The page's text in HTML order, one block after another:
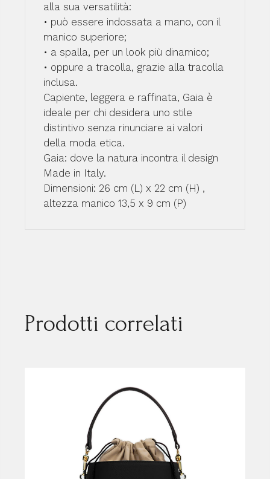
alla sua versatilità:
• può essere indossata a mano, con il
manico superiore;
• a spalla, per un look più dinamico;
• oppure a tracolla, grazie alla tracolla
inclusa.
Capiente, leggera e raffinata, Gaia è
ideale per chi desidera uno stile
distintivo senza rinunciare ai valori
della moda etica.
Gaia: dove la natura incontra il design
Made in Italy.
Dimensioni: 26 cm (L) x 22 cm (H) ,
altezza manico 13,5 x 9 cm (P)
Prodotti correlati